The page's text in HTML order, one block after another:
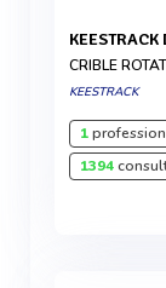
KEESTRACK
CRIBLE
KEESTRACK
1
1394